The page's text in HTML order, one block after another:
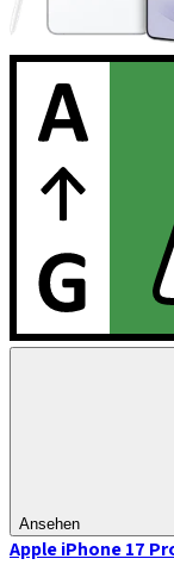
Ansehen
Apple iPhone 17